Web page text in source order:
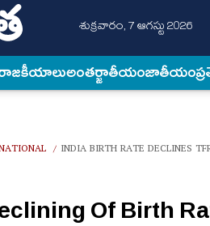
శుక్రవారం, 7 ఆగస్టు 2026
అంత‌ర్జాతీయంజాతీయం
/ INDIA BIRTH RATE DECLINES
Of Birth